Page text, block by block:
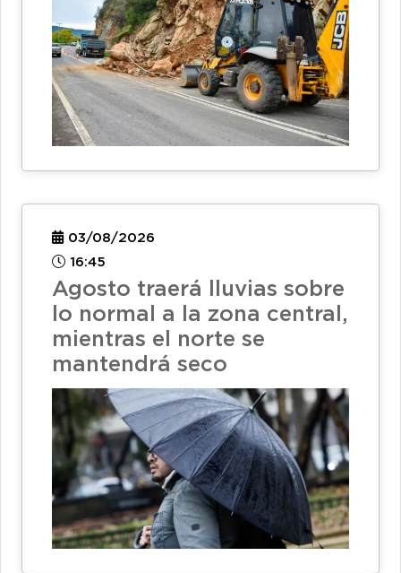
03/08/2026
16:45
Agosto traerá lluvias sobre
lo normal a la zona central,
mientras el norte se
mantendrá seco